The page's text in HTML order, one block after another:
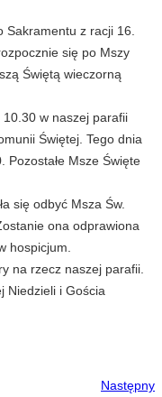
z racji 16.
się po Mszy
Świętą wieczorną
10.30 w naszej parafii
Świętej. Tego dnia
Pozostałe Msze Święte
się odbyć Msza Św.
ona odprawiona
hospicjum.
na rzecz naszej parafii.
Niedzieli i Gościa
Następny